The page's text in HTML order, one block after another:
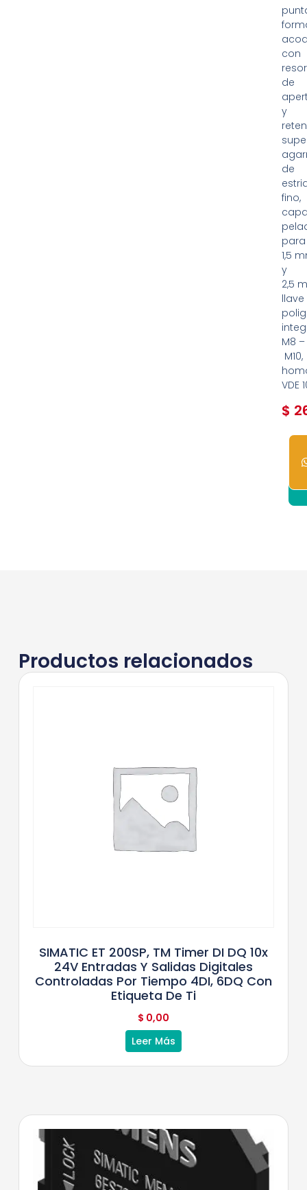
con
de
y
de
fino,
para
1,5
y
2,5
llave
M8 –
M10,
VDE
$
1
Productos relacionados
SIMATIC ET 200SP, TM Timer DI DQ 10x
24V Entradas Y Salidas Digitales
Controladas Por Tiempo 4DI, 6DQ Con
Etiqueta De Ti
$ 0,00
Leer Más